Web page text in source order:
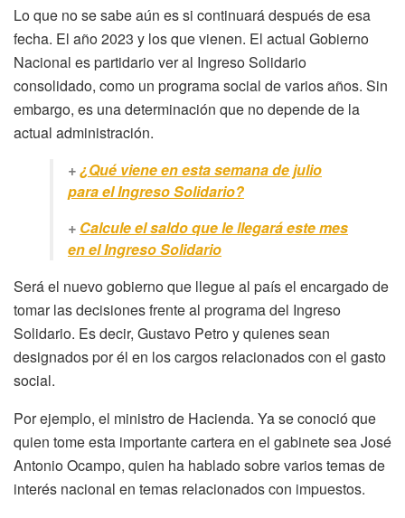
Lo que no se sabe aún es si continuará después de esa
fecha. El año 2023 y los que vienen. El actual Gobierno
Nacional es partidario ver al Ingreso Solidario
consolidado, como un programa social de varios años. Sin
embargo, es una determinación que no depende de la
actual administración.
+¿Qué viene en esta semana de julio
para el Ingreso Solidario?
+ Calcule el saldo que le llegará este mes
en el Ingreso Solidario
Será el nuevo gobierno que llegue al país el encargado de
tomar las decisiones frente al programa del Ingreso
Solidario. Es decir, Gustavo Petro y quienes sean
designados por él en los cargos relacionados con el gasto
social.
Por ejemplo, el ministro de Hacienda. Ya se conoció que
quien tome esta importante cartera en el gabinete sea José
Antonio Ocampo, quien ha hablado sobre varios temas de
interés nacional en temas relacionados con impuestos.